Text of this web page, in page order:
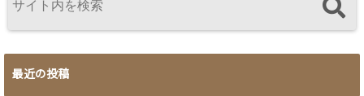
最近の投稿